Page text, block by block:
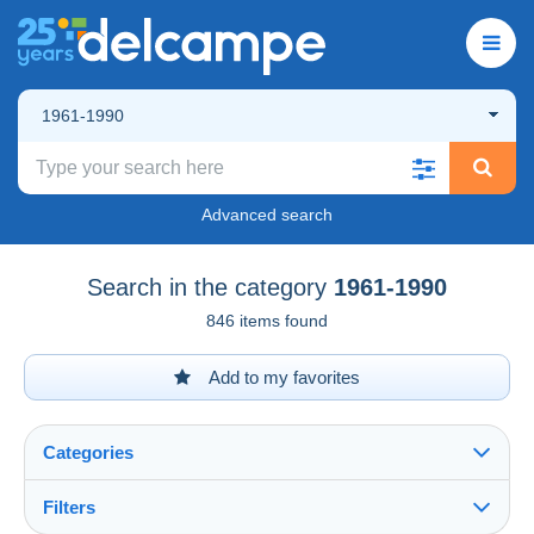
1961-1990
Advanced search
Search in the category 1961-1990
846 items found
Add to my favorites
Categories
Filters